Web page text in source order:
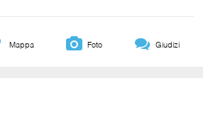
Mappa Foto Giudizi